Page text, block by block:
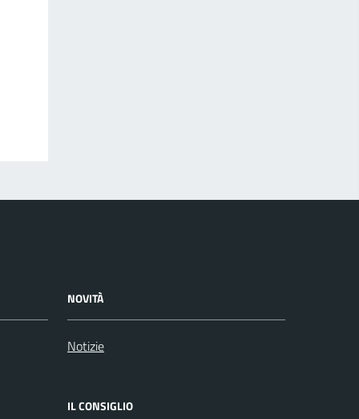
NOVITÀ
Notizie
IL CONSIGLIO